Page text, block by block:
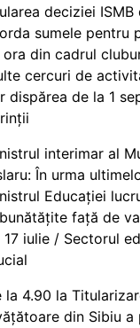
deciziei ISMB
sumele pentru
ora din cadrul
cercuri de
dispărea de la 1
interimar al
În urma
Educației
față de
17 iulie / Sectorul
la 4.90 la
din Sibiu a